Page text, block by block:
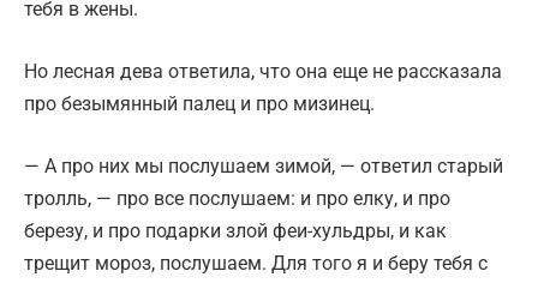
тебя в жены.
Но лесная дева ответила, что она еще не рассказала
про безымянный палец и про мизинец.
— А про них мы послушаем зимой, — ответил старый
тролль, — про все послушаем: и про елку, и про
березу, и про подарки злой феи-хульдры, и как
трещит мороз, послушаем. Для того я и беру тебя с